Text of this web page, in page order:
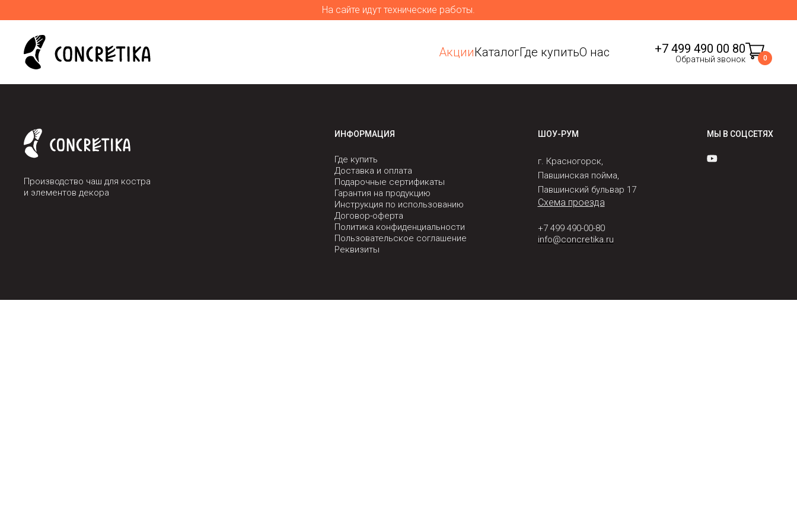
На сайте идут технические работы.
АкцииКаталогГде купитьО нас +7 499 490 00 80
Обратный звонок 0
Производство чаш для костра
и элементов декора
ИНФОРМАЦИЯ
Где купить
Доставка и оплата
Подарочные сертификаты
Гарантия на продукцию
Инструкция по использованию
Договор-оферта
Политика конфиденциальности
Пользовательское соглашение
Реквизиты
ШОУ-РУМ
г. Красногорск,
Павшинская пойма,
Павшинский бульвар 17
Схема проезда
+7 499 490-00-80
info@concretika.ru
МЫ В СОЦСЕТЯХ